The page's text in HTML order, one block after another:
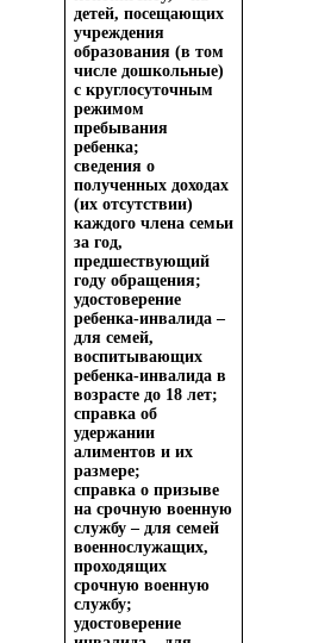
детей, посещающих
учреждения
образования (в том
числе дошкольные)
с круглосуточным
режимом
пребывания
ребенка;
сведения о
полученных доходах
(их отсутствии)
каждого члена семьи
за год,
предшествующий
году обращения;
удостоверение
ребенка-инвалида –
для семей,
воспитывающих
ребенка-инвалида в
возрасте до 18 лет;
справка об
удержании
алиментов и их
размере;
справка о призыве
на срочную военную
службу – для семей
военнослужащих,
проходящих
срочную военную
службу;
удостоверение